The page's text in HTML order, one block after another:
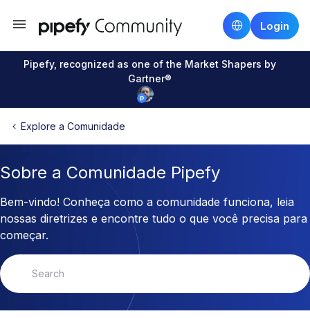
Login
Pipefy, recognized as one of the Market Shapers by
Gartner®
Explore a Comunidade
Sobre a Comunidade Pipefy
Bem-vindo! Conheça como a comunidade funciona, leia
nossas diretrizes e encontre tudo o que você precisa para
começar.